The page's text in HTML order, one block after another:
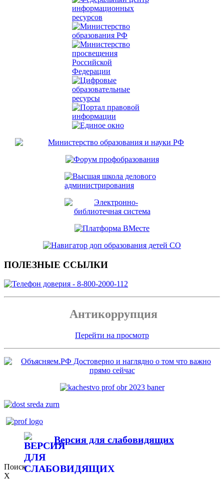
ПОЛЕЗНЫЕ ССЫЛКИ
Антикоррупция
Перейти на просмотр
Версия для слабовидящих
Поиск
X